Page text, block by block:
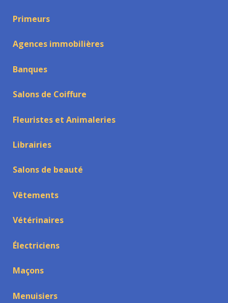
Primeurs
Agences immobilières
Banques
Salons de Coiffure
Fleuristes et Animaleries
Librairies
Salons de beauté
Vêtements
Vétérinaires
Électriciens
Maçons
Menuisiers